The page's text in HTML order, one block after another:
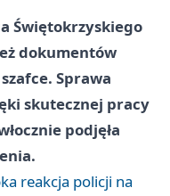
Świętokrzyskiego
dokumentów
Sprawa
skutecznej pracy
podjęła
reakcja policji na